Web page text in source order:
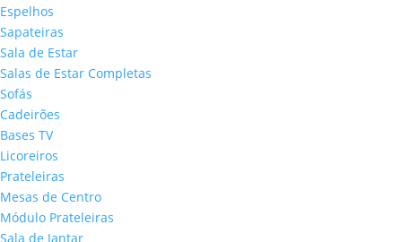
Espelhos
Sapateiras
Sala de Estar
Salas de Estar Completas
Sofás
Cadeirões
Bases TV
Licoreiros
Prateleiras
Mesas de Centro
Módulo Prateleiras
Sala de Jantar